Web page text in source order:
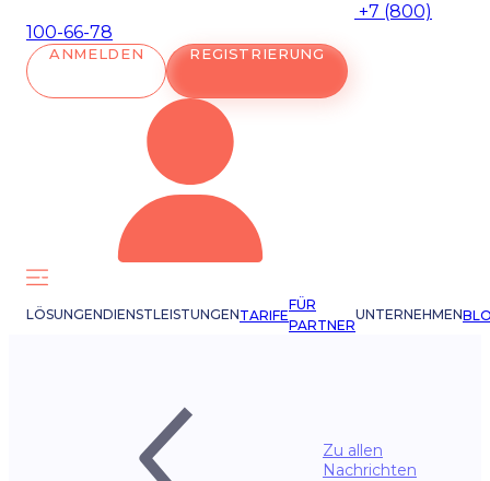
+7 (800)
100-66-78
ANMELDEN REGISTRIERUNG
LÖSUNGENDIENSTLEISTUNGENTARIFE
FÜR
PARTNER
UNTERNEHMEN
Zu allen
Nachrichten